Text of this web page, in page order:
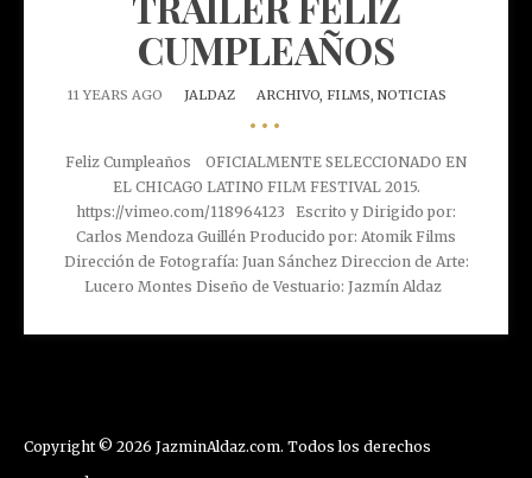
CUMPLEAÑOS
11 YEARS AGO JALDAZ ARCHIVO, FILMS, NOTICIAS
•••
Feliz Cumpleaños OFICIALMENTE SELECCIONADO EN
EL CHICAGO LATINO FILM FESTIVAL 2015.
https://vimeo.com/118964123 Escrito y Dirigido por:
Carlos Mendoza Guillén Producido por: Atomik Films
Dirección de Fotografía: Juan Sánchez Direccion de Arte:
Lucero Montes Diseño de Vestuario: Jazmín Aldaz
Copyright © 2026 JazminAldaz.com. Todos los derechos